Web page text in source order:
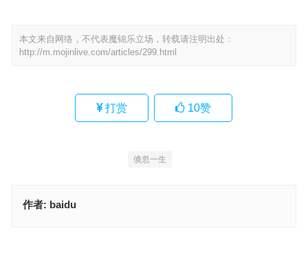
本文来自网络，不代表魔锦乐立场，转载请注明出处：
http://m.mojinlive.com/articles/299.html
打赏 10赞
倏忽一生
作者: baidu